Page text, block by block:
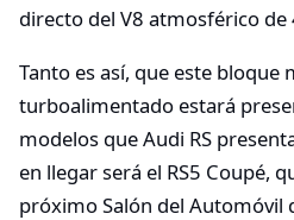
directo del V8 atmosférico de
Tanto es así, que este
turboalimentado estará
modelos que Audi RS
en llegar será el RS5 Coupé,
próximo Salón del Automóvil